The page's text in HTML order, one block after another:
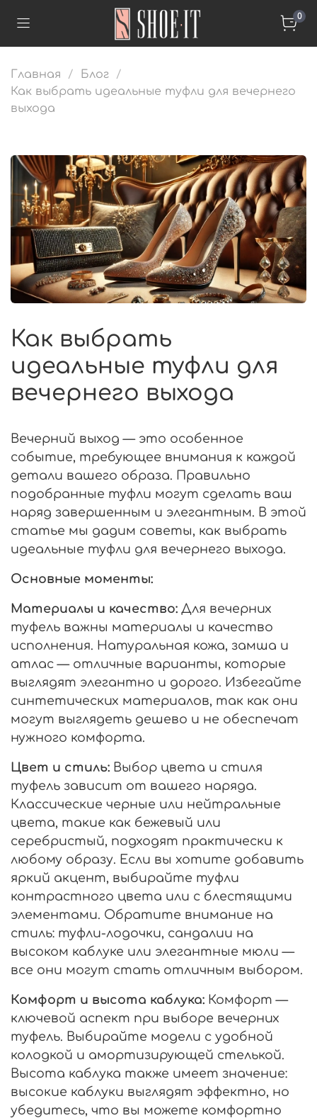
0
Главная
Блог
Как выбрать идеальные туфли для вечернего
выхода
Как выбрать
идеальные туфли для
вечернего выхода
Вечерний выход — это особенное
событие, требующее внимания к каждой
детали вашего образа. Правильно
подобранные туфли могут сделать ваш
наряд завершенным и элегантным. В этой
статье мы дадим советы, как выбрать
идеальные туфли для вечернего выхода.
Основные моменты:
Материалы и качество: Для вечерних
туфель важны материалы и качество
исполнения. Натуральная кожа, замша и
атлас — отличные варианты, которые
выглядят элегантно и дорого. Избегайте
синтетических материалов, так как они
могут выглядеть дешево и не обеспечат
нужного комфорта.
Цвет и стиль: Выбор цвета и стиля
туфель зависит от вашего наряда.
Классические черные или нейтральные
цвета, такие как бежевый или
серебристый, подходят практически к
любому образу. Если вы хотите добавить
яркий акцент, выбирайте туфли
контрастного цвета или с блестящими
элементами. Обратите внимание на
стиль: туфли-лодочки, сандалии на
высоком каблуке или элегантные мюли —
все они могут стать отличным выбором.
Комфорт и высота каблука: Комфорт —
ключевой аспект при выборе вечерних
туфель. Выбирайте модели с удобной
колодкой и амортизирующей стелькой.
Высота каблука также имеет значение:
высокие каблуки выглядят эффектно, но
убедитесь, что вы можете комфортно